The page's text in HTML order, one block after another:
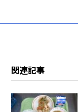
関連記事